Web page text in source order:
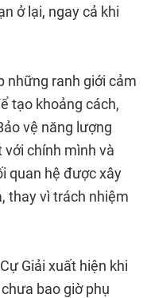
ở lại, ngay cả khi
những ranh giới cảm
tạo khoảng cách,
vệ năng lượng
chính mình và
quan hệ được xây
thay vì trách nhiệm
Giải xuất hiện khi
bao giờ phụ